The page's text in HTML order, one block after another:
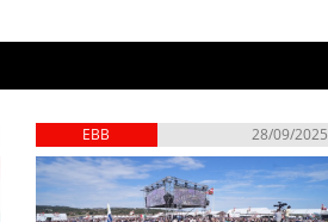
EBB 28/09/2025